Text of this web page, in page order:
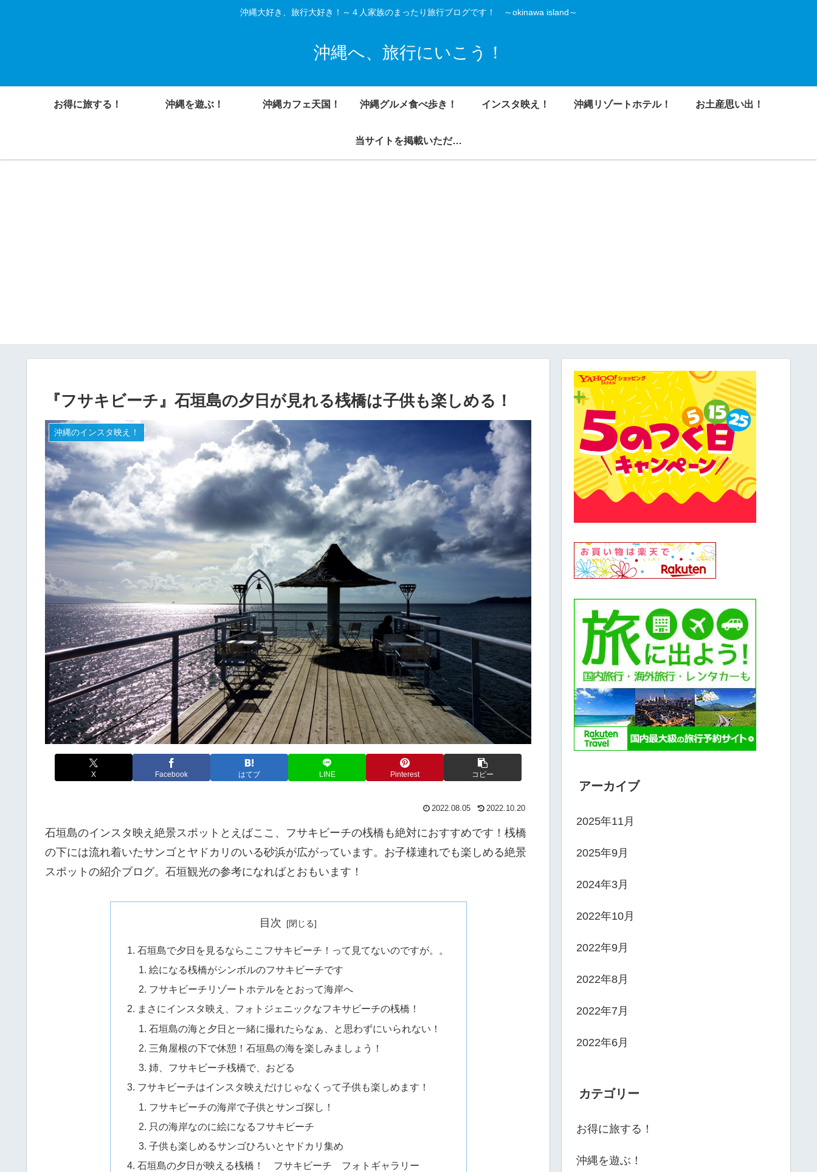
沖縄大好き、旅行大好き！～４人家族のまったり旅行ブログです！ ～okinawa island～
沖縄へ、旅行にいこう！
お得に旅する！ 沖縄を遊ぶ！ 沖縄カフェ天国！ 沖縄グルメ食べ歩き！ インスタ映え！ 沖縄リゾートホテル！ お土産思い出！
当サイトを掲載いただきました
『フサキビーチ』石垣島の夕日が見れる桟橋は子供も楽しめる！
沖縄のインスタ映え！
X Facebook はてブ LINE Pinterest コピー
2022.08.05 2022.10.20
石垣島のインスタ映え絶景スポットとえばここ、フサキビーチの桟橋も絶対におすすめです！桟橋
の下には流れ着いたサンゴとヤドカリのいる砂浜が広がっています。お子様連れでも楽しめる絶景
スポットの紹介ブログ。石垣観光の参考になればとおもいます！
目次
石垣島で夕日を見るならここフサキビーチ！って見てないのですが。。
絵になる桟橋がシンボルのフサキビーチです
フサキビーチリゾートホテルをとおって海岸へ
まさにインスタ映え、フォトジェニックなフキサビーチの桟橋！
石垣島の海と夕日と一緒に撮れたらなぁ、と思わずにいられない！
三角屋根の下で休憩！石垣島の海を楽しみましょう！
姉、フサキビーチ桟橋で、おどる
フサキビーチはインスタ映えだけじゃなくって子供も楽しめます！
フサキビーチの海岸で子供とサンゴ探し！
只の海岸なのに絵になるフサキビーチ
子供も楽しめるサンゴひろいとヤドカリ集め
石垣島の夕日が映える桟橋！ フサキビーチ フォトギャラリー
アーカイブ
2025年11月
2025年9月
2024年3月
2022年10月
2022年9月
2022年8月
2022年7月
2022年6月
カテゴリー
お得に旅する！
沖縄を遊ぶ！